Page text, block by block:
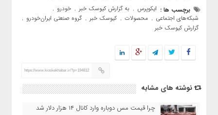
برچسب ها : ایکوپرس , به گزارش کیوسک خبر , خودرو ,
شبکه‌های اجتماعی , محصولات , کیوسک خبر , گروه صنعتی ایران‌خودرو ,
گزارش کیوسک خبر
https://www.kioskekhabar.ir/?p=194812
نوشته های مشابه
چرا قیمت مس دوباره وارد کانال ۱۴ هزار دلار شد